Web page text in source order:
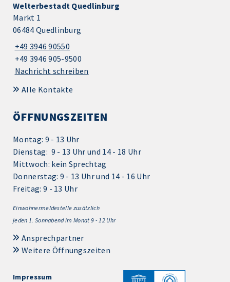
Welterbestadt Quedlinburg
Markt 1
06484 Quedlinburg
+49 3946 90550
+49 3946 905-9500
Nachricht schreiben
Alle Kontakte
ÖFFNUNGSZEITEN
Montag: 9 - 13 Uhr
Dienstag: 9 - 13 Uhr und 14 - 18 Uhr
Mittwoch: kein Sprechtag
Donnerstag: 9 - 13 Uhr und 14 - 16 Uhr
Freitag: 9 - 13 Uhr
Einwohnermeldestelle zusätzlich
jeden 1. Sonnabend im Monat 9 - 12 Uhr
Ansprechpartner
Weitere Öffnungszeiten
Impressum